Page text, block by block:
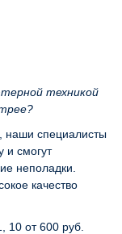
техникой
наши специалисты
и смогут
неполадки.
качество
10 от 600 руб.